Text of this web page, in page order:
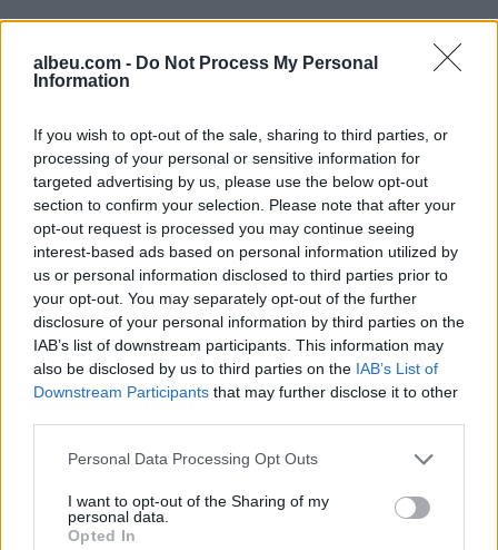
albeu.com - Do Not Process My Personal
Information
If you wish to opt-out of the sale, sharing to third parties, or
processing of your personal or sensitive information for
targeted advertising by us, please use the below opt-out
section to confirm your selection. Please note that after your
opt-out request is processed you may continue seeing
interest-based ads based on personal information utilized by
us or personal information disclosed to third parties prior to
your opt-out. You may separately opt-out of the further
disclosure of your personal information by third parties on the
IAB’s list of downstream participants. This information may
also be disclosed by us to third parties on the IAB’s List of
Downstream Participants that may further disclose it to other
Personal Data Processing Opt Outs
I want to opt-out of the Sharing of my
personal data.
Opted In
Shtuarmë8.02.2023 23:18
Tags:
shqipe hysenaj ,
shqipe hysenja
Remzie Osmani